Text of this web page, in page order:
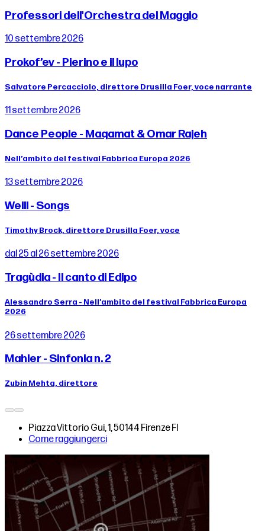
Professori dell'Orchestra del Maggio
10 settembre 2026
Prokof’ev - Pierino e il lupo
Salvatore Percacciolo, direttore Drusilla Foer, voce narrante
11 settembre 2026
Dance People - Maqamat & Omar Rajeh
Nell’ambito del festival Fabbrica Europa 2026
13 settembre 2026
Weill - Songs
Timothy Brock, direttore Drusilla Foer, voce
dal 25 al 26 settembre 2026
Tragùdia - Il canto di Edipo
Alessandro Serra - Nell’ambito del festival Fabbrica Europa
2026
26 settembre 2026
Mahler - Sinfonia n. 2
Zubin Mehta, direttore
Piazza Vittorio Gui, 1, 50144 Firenze FI
Come raggiungerci